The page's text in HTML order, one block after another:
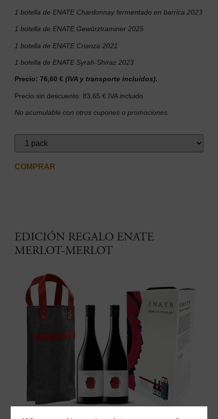
1 botella de ENATE Chardonnay fermentado en barrica 2023
1 botella de ENATE Gewürztraminer 2025
1 botella de ENATE Crianza 2021
1 botella de ENATE Syrah-Shiraz 2023
Precio: 76,60 € (IVA y transporte incluidos).
Precio sin descuento: 83,65 € IVA incluido.
No acumulable con otros cupones o promociones.
COMPRAR
EDICIÓN REGALO ENATE
MERLOT-MERLOT